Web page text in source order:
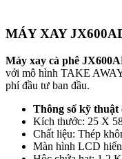
MÁY XAY
Máy xay cà phê
với mô hình TAKE
phí đầu tư ban đầu.
Thông số kỹ thuật
Kích thước: 25 X
Chất liệu: Thép
Màn hình LCD